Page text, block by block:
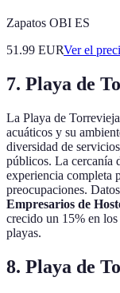
Zapatos OBI ES
51.99 EURVer el
7. Playa de
La Playa de
acuáticos y su
diversidad de
públicos. La cercanía
experiencia completa
preocupaciones.
Empresarios de
crecido un 15% en
playas.
8. Playa de